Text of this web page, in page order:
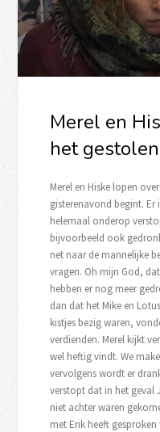
Merel en
het
Merel en Hiske lopen
gisterenavond begint. Er
helemaal onderop
bijvoorbeeld ook
net naar de mannelijke
vragen. Oh mijn God,
hebben er nog meer
dan dat het Mike en
kistjes bezig waren,
verdienden. Merel kijkt
wel heftig vindt. We
vervolgens wordt er
verstopt dat in het geval
niet achter waren
met Erik heeft